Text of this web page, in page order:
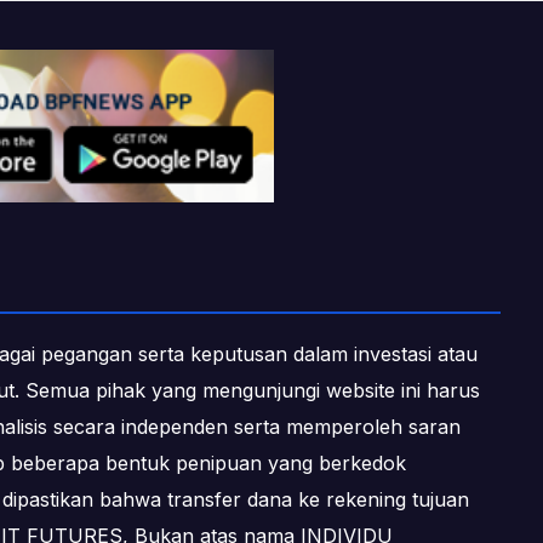
pegangan serta keputusan dalam investasi atau
Semua pihak yang mengunjungi website ini harus
secara independen serta memperoleh saran
beberapa bentuk penipuan yang berkedok
bahwa transfer dana ke rekening tujuan
FUTURES, Bukan atas nama INDIVIDU